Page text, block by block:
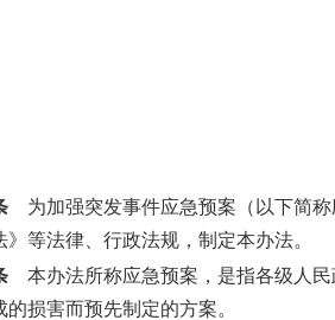
为加强突发事件应急预案（以下简
》等法律、行政法规，制定本办法。
本办法所称应急预案，是指各级人
的损害而预先制定的方案。